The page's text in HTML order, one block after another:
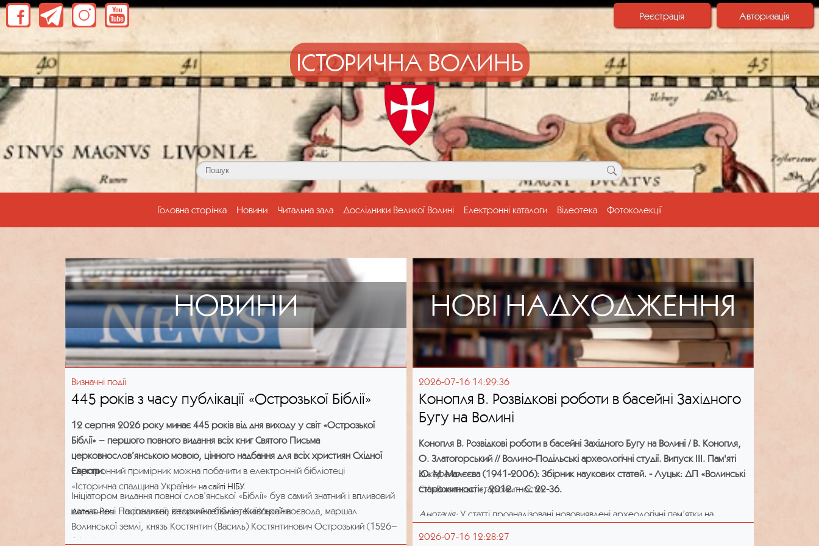
Авторизація
Реєстрація
ІСТОРИЧНА ВОЛИНЬ
Головна сторінка(current)
Новини Читальна зала Дослідники Великої Волині Електронні каталоги Відеотека Фотоколекції
НОВИНИ
Визначні події
445 років з часу публікації «Острозької Біблії»
12 серпня 2026 року минає 445 років від дня виходу у світ «Острозької
Біблії» – першого повного видання всіх книг Святого Письма
церковнослов’янською мовою, цінного надбання для всіх християн Східної
Європи.
Ініціатором видання повної слов’янської «Біблії» був самий знатний і впливовий
магнат Речі Посполитої, великий гетьман, Київський воєвода, маршал
Волинської землі, князь Костянтин (Василь) Костянтинович Острозький (1526–
1608).
Електронний примірник можна побачити в електронній бібліотеці
«Історична спадщина України» на сайті НІБУ.
Детальніше: Національна історична бібліотека України
НОВІ НАДХОДЖЕННЯ
2026-07-16 14:29:36
Конопля В. Розвідкові роботи в басейні Західного
Бугу на Волині
Конопля В. Розвідкові роботи в басейні Західного Бугу на Волині / В. Конопля,
О. Златогорський // Волино-Подільські археологічні студії. Випуск ІІІ. Пам'яті
Ю. М. Малєєва (1941-2006): Збірник наукових статей. - Луцьк: ДП «Волинські
старожитності», 2012. – С. 22-36.
Анотація: У статті проаналізовані нововиявлені археологічні пам’ятки на
Джерело:
СУ «Волинські старожитності»
2026-07-16 12:28:27